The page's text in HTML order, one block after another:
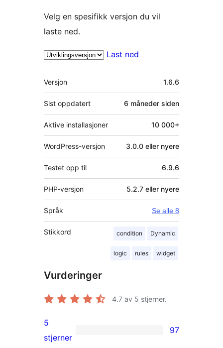
Velg en spesifikk versjon du vil
laste ned.
Last ned
Meta
Versjon 1.6.6
Sist oppdatert 6 måneder siden
Aktive installasjoner 10 000+
WordPress-versjon 3.0.0 eller nyere
Testet opp til 6.9.6
PHP-versjon 5.2.7 eller nyere
Språk Se alle 8
Stikkord condition Dynamic
logic rules widget
Vurderinger
4.7 av 5 stjerner.
97
5
stjerner
97